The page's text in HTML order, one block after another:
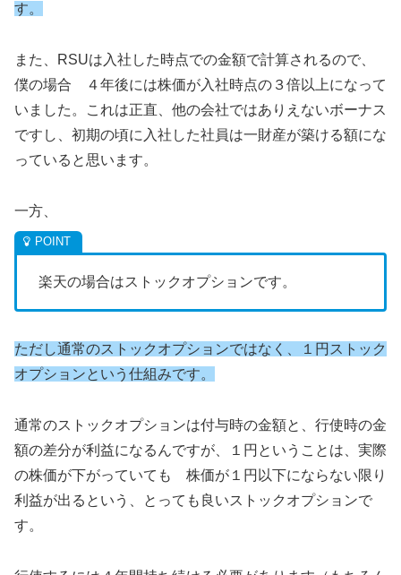
す。
また、RSUは入社した時点での金額で計算されるので、
僕の場合 ４年後には株価が入社時点の３倍以上になって
いました。これは正直、他の会社ではありえないボーナス
ですし、初期の頃に入社した社員は一財産が築ける額にな
っていると思います。
一方、
楽天の場合はストックオプションです。
ただし通常のストックオプションではなく、１円ストック
オプションという仕組みです。
通常のストックオプションは付与時の金額と、行使時の金
額の差分が利益になるんですが、１円ということは、実際
の株価が下がっていても 株価が１円以下にならない限り
利益が出るという、とっても良いストックオプションで
す。